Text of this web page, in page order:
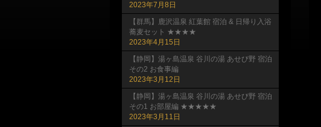
2023年7月8日
【群馬】鹿沢温泉 紅葉館 宿泊 & 日帰り入浴
蕎麦セット ★★★★
2023年4月15日
【静岡】湯ヶ島温泉 谷川の湯 あせび野 宿泊
その2 お食事編
2023年3月12日
【静岡】湯ヶ島温泉 谷川の湯 あせび野 宿泊
その1 お部屋編 ★★★★★
2023年3月11日